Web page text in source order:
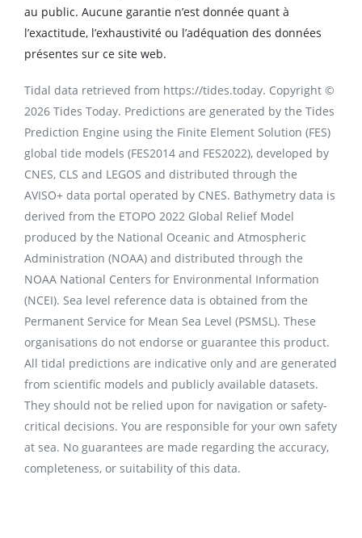
au public. Aucune garantie n’est donnée quant à
l’exactitude, l’exhaustivité ou l’adéquation des données
présentes sur ce site web.
Tidal data retrieved from https://tides.today. Copyright ©
2026 Tides Today. Predictions are generated by the Tides
Prediction Engine using the Finite Element Solution (FES)
global tide models (FES2014 and FES2022), developed by
CNES, CLS and LEGOS and distributed through the
AVISO+ data portal operated by CNES. Bathymetry data is
derived from the ETOPO 2022 Global Relief Model
produced by the National Oceanic and Atmospheric
Administration (NOAA) and distributed through the
NOAA National Centers for Environmental Information
(NCEI). Sea level reference data is obtained from the
Permanent Service for Mean Sea Level (PSMSL). These
organisations do not endorse or guarantee this product.
All tidal predictions are indicative only and are generated
from scientific models and publicly available datasets.
They should not be relied upon for navigation or safety-
critical decisions. You are responsible for your own safety
at sea. No guarantees are made regarding the accuracy,
completeness, or suitability of this data.